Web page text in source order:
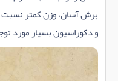
برش آسان، وزن کمتر
و دکوراسیون بسیار مورد